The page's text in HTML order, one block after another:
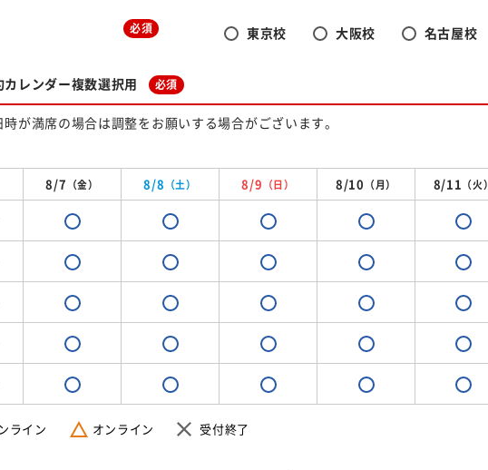
必須 東京校 大阪校 名古屋校
レンダー複数選択用 必須
が満席の場合は調整をお願いする場合がございます。
8/7 （金） 8/8 （土） 8/9 （日） 8/10 （月） 8/11 （火）
ライン オンライン 受付終了